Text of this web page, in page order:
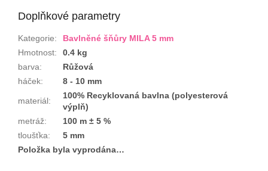
Doplňkové parametry
Kategorie:
Bavlněné šňůry MILA 5 mm
Hmotnost:
0.4 kg
barva:
Růžová
háček: 8 - 10 mm
materiál:
100% Recyklovaná bavlna (polyesterová
výplň)
metráž:
100 m ± 5 %
tloušťka:
5 mm
Položka byla vyprodána…